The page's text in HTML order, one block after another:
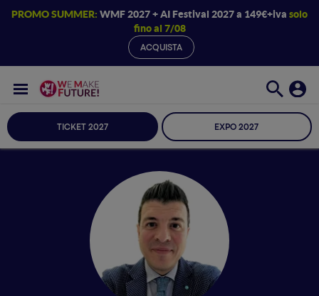
PROMO SUMMER: WMF 2027 + AI Festival 2027 a 149€+iva solo
fino al 7/08
ACQUISTA
TICKET 2027 EXPO 2027